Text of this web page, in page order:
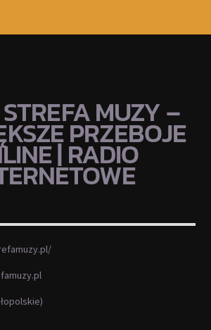
MUZY –
PRZEBOJE
| RADIO